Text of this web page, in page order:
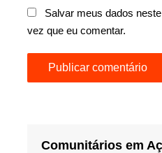
Salvar meus dados
vez que eu comentar.
Comunitários em